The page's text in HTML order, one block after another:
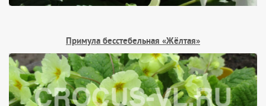
Примула бесстебельная «Жёлтая»